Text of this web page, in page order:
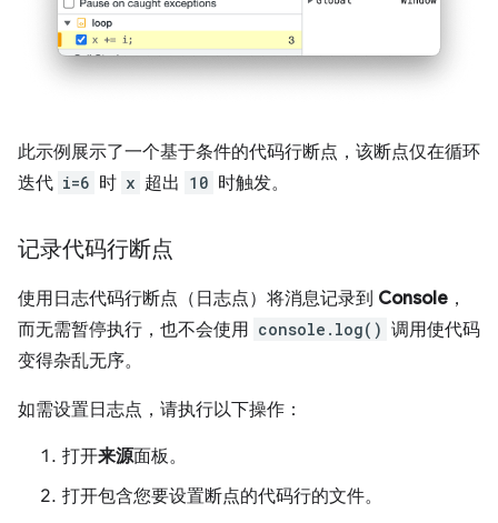
此示例展示了一个基于条件的代码行断点，该断点仅在循环
迭代 i=6 时 x 超出 10 时触发。
记录代码行断点
使用日志代码行断点（日志点）将消息记录到 Console ，
而无需暂停执行，也不会使用 console.log() 调用使代码
变得杂乱无序。
如需设置日志点，请执行以下操作：
打开来源面板。
打开包含您要设置断点的代码行的文件。